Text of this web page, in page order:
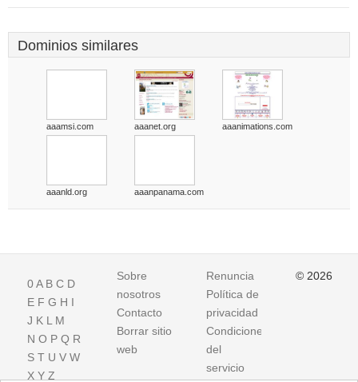
Dominios similares
aaamsi.com aaanet.org aaanimations.com
aaanld.org aaanpanama.com
0A B C D
E F G H I
J K L M
N O P Q R
S T U V W
X Y Z
Sobre
nosotros
Contacto
Borrar sitio
web
Renuncia
Política de
privacidad
Condiciones
del
servicio
© 2026